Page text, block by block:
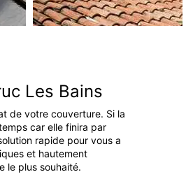
Les Bains
de votre couverture. Si la
car elle finira par
rapide pour vous a
et hautement
le plus souhaité.